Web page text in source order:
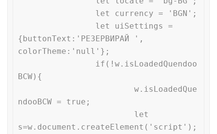
{buttonText:'РЕЗЕРВИРАЙ ',
colorTheme:'null'};
BCW){
ndooBCW = true;
s=w.document.createElement('script');